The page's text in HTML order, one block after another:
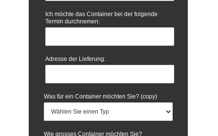
Ich möchte das Container bei der folgende
Termin durchnemen:
Adresse der Lieferung:
Was für ein Container möchten Sie? (copy)
Wie grosses Container möchten Sie?